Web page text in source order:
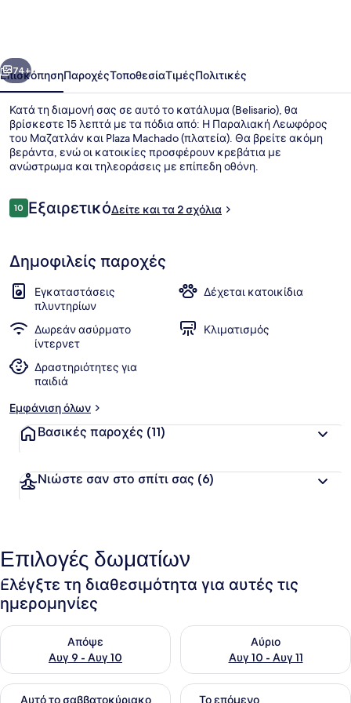
Επόμενο
74+
ΕπισκόπησηΠαροχέςΤοποθεσίαΤιμέςΠολιτικές
Κατά τη διαμονή σας σε αυτό το κατάλυμα (Belisario), θα
βρίσκεστε 15 λεπτά με τα πόδια από: Η Παραλιακή Λεωφόρος
του Μαζατλάν και Plaza Machado (πλατεία). Θα βρείτε ακόμη
βεράντα, ενώ οι κατοικίες προσφέρουν κρεβάτια με
ανώστρωμα και τηλεοράσεις με επίπεδη οθόνη.
Σχόλια
1010 στα 10
ΕξαιρετικόΔείτε και τα 2 σχόλια
Δημοφιλείς παροχές
Εγκαταστάσεις
πλυντηρίων
Δέχεται κατοικίδια
Δωρεάν ασύρματο
ίντερνετ
Κλιματισμός
Δραστηριότητες για
παιδιά
Εμφάνιση όλων
Βασικές παροχές (11)
Νιώστε σαν στο σπίτι σας (6)
Επιλογές δωματίων
Ελέγξτε τη διαθεσιμότητα για αυτές τις
ημερομηνίες
Απόψε
Αυγ 9 - Αυγ 10
Έλεγχος διαθεσιμότητας για απόψε Αυγ 9 - Αυγ 10
Αύριο
Αυγ 10 - Αυγ 11
Έλεγχος διαθεσιμότητας
Αυτό το σαββατοκύριακο
Έλεγχος διαθεσιμότητας για αυτό το σαββατοκύριακο Αυγ
Το επόμενο
Έλεγχος διαθεσιμότητας